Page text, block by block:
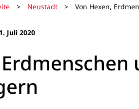
> Neustadt > Von Hexen,
Juli 2020